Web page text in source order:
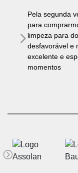
Pela segunda
para
limpeza para
desfavorável e
excelente e
momentos